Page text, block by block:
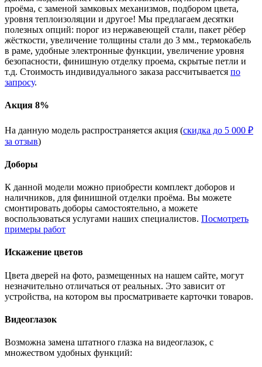
проёма, с заменой замковых механизмов, подбором цвета,
уровня теплоизоляции и другое! Мы предлагаем десятки
полезных опций: порог из нержавеющей стали, пакет рёбер
жёсткости, увеличение толщины стали до 3 мм., термокабель
в раме, удобные электронные функции, увеличение уровня
безопасности, финишную отделку проема, скрытые петли и
т.д. Стоимость индивидуального заказа рассчитывается по
запросу.
Акция 8%
На данную модель распространяется акция (скидка до 5 000 ₽
за отзыв)
Доборы
К данной модели можно приобрести комплект доборов и
наличников, для финишной отделки проёма. Вы можете
смонтировать доборы самостоятельно, а можете
воспользоваться услугами наших специалистов. Посмотреть
примеры работ
Искажение цветов
Цвета дверей на фото, размещенных на нашем сайте, могут
незначительно отличаться от реальных. Это зависит от
устройства, на котором вы просматриваете карточки товаров.
Видеоглазок
Возможна замена штатного глазка на видеоглазок, с
множеством удобных функций: